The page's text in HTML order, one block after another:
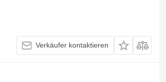
Verkäufer kontaktieren